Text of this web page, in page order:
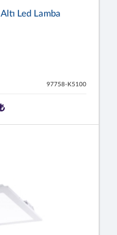
Led Lamba
97758-K5100